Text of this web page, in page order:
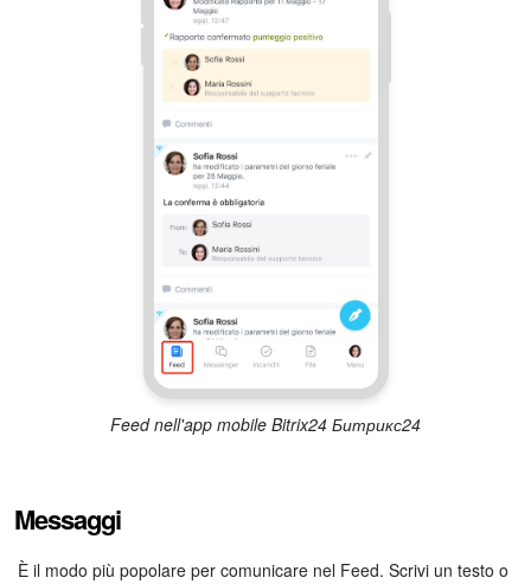
Sales Center
Analisi CRM
Generatore BI
Bitrix24 Market
Online store
Dipendenti
Firma elettronica
Firma elettronica per HR
Feed nell'app mobile Bitrix24 Битрикс24
Messaggi
È il modo più popolare per comunicare nel Feed. Scrivi un testo o